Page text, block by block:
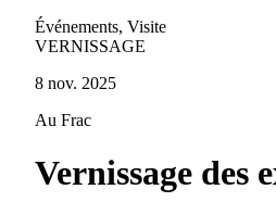
Événements, Visite
VERNISSAGE
8 nov. 2025
Au Frac
Vernissage des